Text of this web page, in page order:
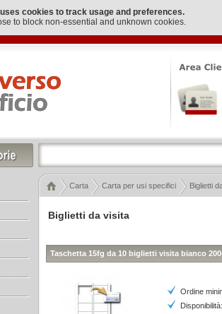
cookies to track usage and preferences.
to block non-essential and unknown cookies.
Biglietti da visita
Taschetta 15fg da 10 biglietti visita bianco
Ordine
Carta Carta per usi specifici Biglietti